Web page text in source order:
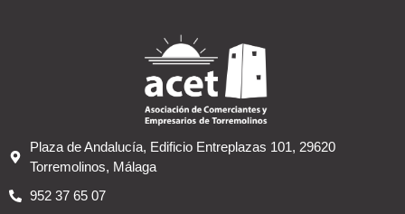
Plaza de Andalucía, Edificio Entreplazas 101, 29620
Torremolinos, Málaga
952 37 65 07